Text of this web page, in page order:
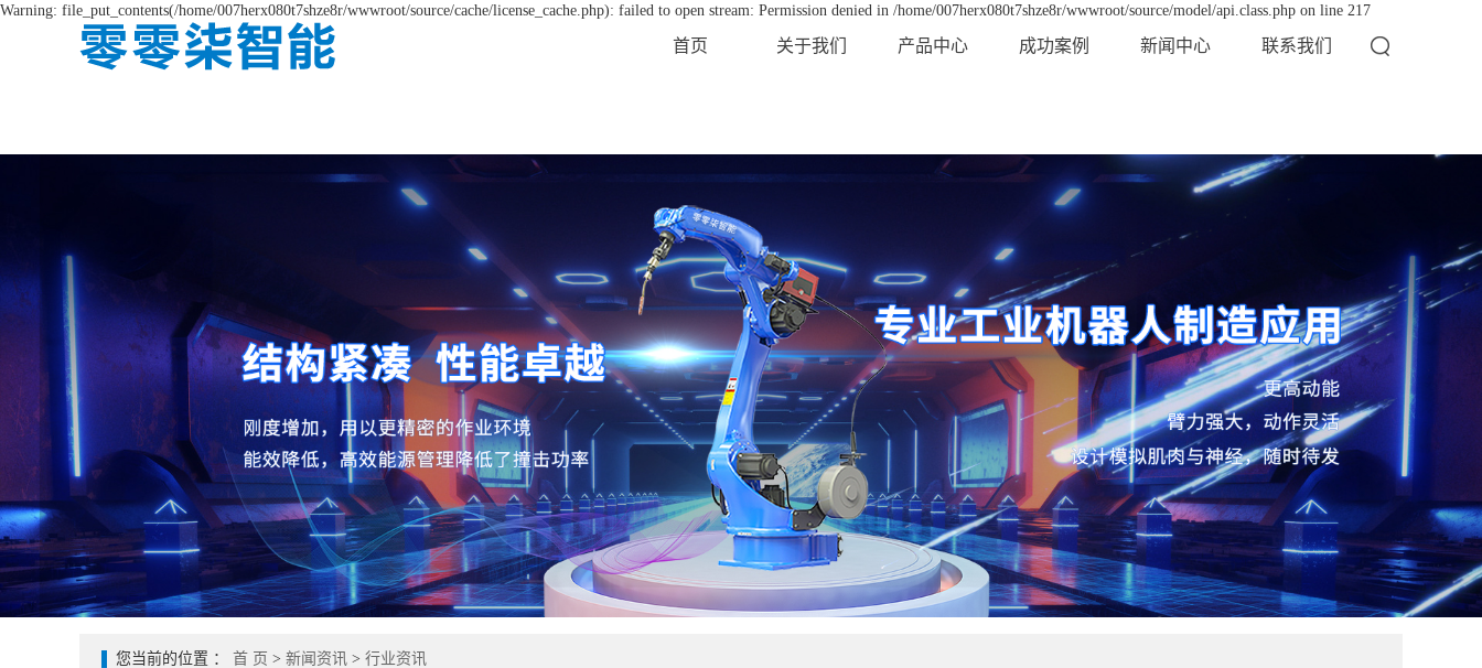
Warning: file_put_contents(/home/007herx080t7shze8r/wwwroot/source/cache/license_cache.php): failed to open stream: Permission denied in /home/007herx080t7shze8r/wwwroot/source/model/api.class.php on line 217
首页 关于我们 产品中心 成功案例 新闻中心 联系我们
您当前的位置 ： 首 页 > 新闻资讯 > 行业资讯